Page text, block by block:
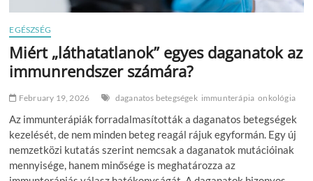
EGÉSZSÉG
Miért „láthatatlanok” egyes daganatok az
immunrendszer számára?
February 19, 2026 daganatos betegségek immunterápia onkológia
Az immunterápiák forradalmasították a daganatos betegségek
kezelését, de nem minden beteg reagál rájuk egyformán. Egy új
nemzetközi kutatás szerint nemcsak a daganatok mutációinak
mennyisége, hanem minősége is meghatározza az